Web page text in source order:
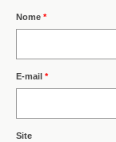
Nome *
E-mail *
Site